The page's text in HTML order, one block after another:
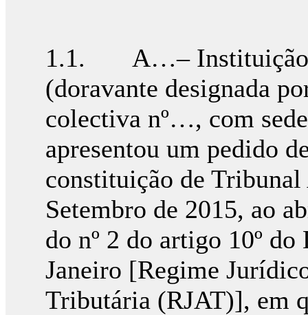
1.1. A…– Instituição
(doravante designada
colectiva nº…, com
apresentou um pedido
constituição de
Setembro de 2015, ao
do nº 2 do artigo 10º
Janeiro [Regime
Tributária (RJAT)], em